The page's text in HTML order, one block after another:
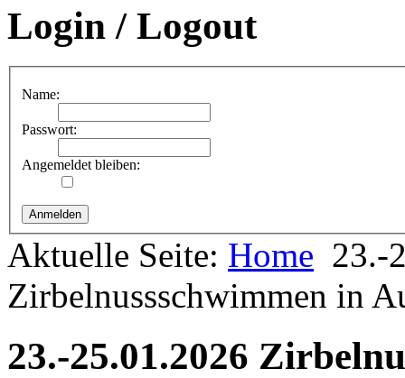
Login / Logout
Name:
Passwort:
Angemeldet bleiben:
Aktuelle Seite: Home 23.-
Zirbelnussschwimmen in
23.-25.01.2026